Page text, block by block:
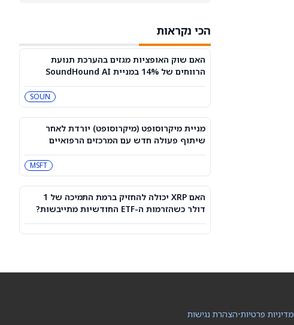
מניית SoundHound AI מתאוששת —
אנליסטים משבחים תוצאות "חזקות
מאוד"
SOUN
ישראכרט מגדילה מסגרות אשראי
בנקאיות בהיקף משמעותי
IL:ISCD
Bioscience
NAGE
מטריקס אי.טי.: מגדל חדלה להיות בעלת
עניין בחברה
מניית דאטאדוג (DDOG) יורדת למרות
הכי נקראות
האם שוק האופציות מגזים בהערכת תנועת
הרווחים של 14% במניית SoundHound AI
Class A?
SOUN
מניית מיקרוסופט (מיקרוסופט) יורדת לאחר
שיתוף פעולה חדש עם המרכזים הרפואיים
אסותא
MSFT
האם XRP יכולה להחזיק ברמת התמיכה של 1
דולר כשהזרמות ה-ETF החודשיות מתייבשות?
הצהרת נגישות•מדיניות פרטיות